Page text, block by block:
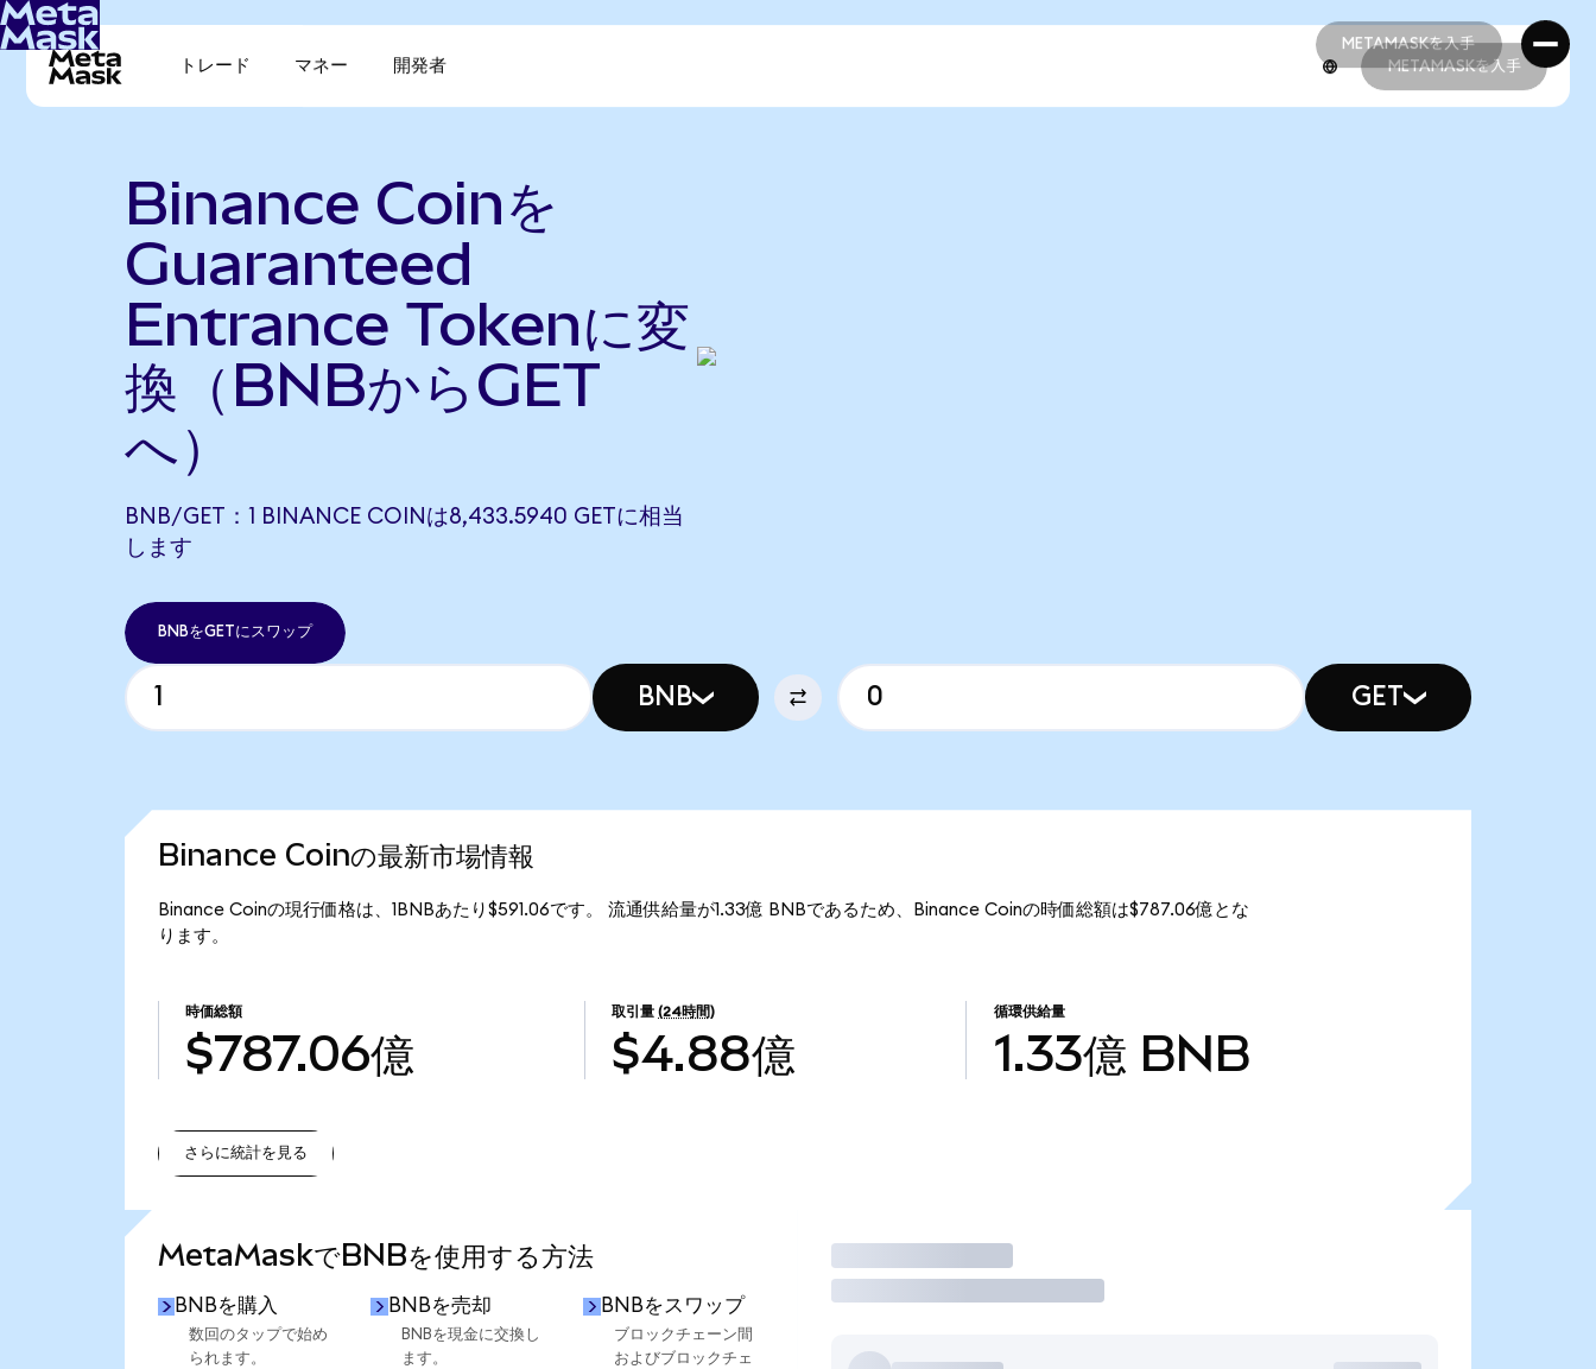
METAMASKを入手
METAMASKを入手
トレード マネー 開発者 METAMASKを入手
Binance Coinを
Guaranteed
Entrance Tokenに変
換（BNBからGET
へ）
BNB/GET：1 BINANCE COINは8,433.5940 GETに相当
します
BNBをGETにスワップ
BNB GET
Binance Coinの最新市場情報
Binance Coinの現行価格は、1BNBあたり$591.06です。 流通供給量が1.33億 BNBであるため、Binance Coinの時価総額は$787.06億とな
ります。
時価総額
$787.06億
取引量 (24時間)
$4.88億
循環供給量
1.33億 BNB
さらに統計を見る
MetaMaskでBNBを使用する方法
BNBを購入
数回のタップで始め
られます。
BNBを売却
BNBを現金に交換し
ます。
BNBをスワップ
ブロックチェーン間
およびブロックチェ
取引